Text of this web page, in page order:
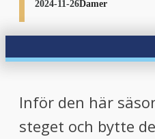
2024-11-26Damer
Inför den här
steget och bytte